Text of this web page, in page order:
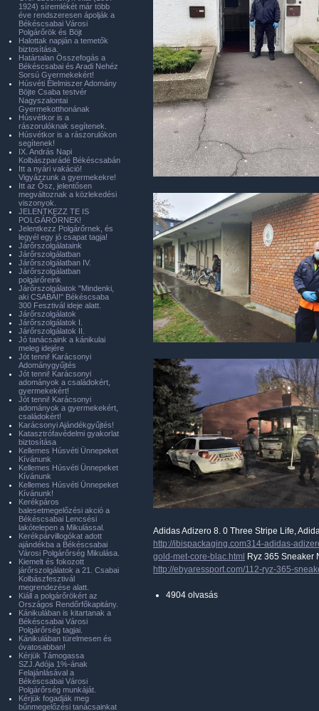
Adidas Adizero 8. 0 Three Stripe Life,
http://ibispackaging.com314-adidas-
gold-met-core-blac.html Ryz 365 Sneaker
http://ebyaressport.com/112-ryz-365-
4904 olvasás
1924) síremlékét már több
éve rendszeresen ápolják a
Békéscsabai Városi
Polgárőrök és Böjt
Halottak napján a temetők
biztosítása.
Határtalan Összefogás a
Békéscsabai és Aradi Nehéz
Sorsú Gyermekekért!
Húsvéti Élelmiszer Adomány
Böjte Csaba testvér
Nagyszalontai
Gyermekotthonának
Húsvétkor is a
rászorulóknak segítenek.
Húsvétkor is a rászorulókon
segítenek!
IX. András Napi
Kolbászparádé Békéscsabán
Itt a nyári vakáció!
Vigyázzunk a gyermekekre!
Itt az Ősz, jelentősen
megváltoznak a közlekedési
viszonyok.
JELENTKEZZ TE IS
POLGÁRŐRNEK!
Jelentkezz Polgárőrnek, és
legyél egy jó csapat tagja!
Járőrszolgálataink
Járőrszolgálatban
Járőrszolgálatban IV.
Járőrszolgálatban
polgárőreink
Járőrszolgálatok "Mindenki,
aki CSABAI!" Békéscsaba
300 Fesztivál ideje alatt.
Járőrszolgálatok
Járőrszolgálatok I.
Járőrszolgálatok II.
Jó tanácsaink a kánikulai
meleg idejére
Jót tenni! Karácsonyi
Adománygyűjtés
Jót tenni! Karácsonyi
adományok a családokért,
gyermekekért!
Jót tenni! Karácsonyi
adományok a gyermekekért,
családokért!
Karácsonyi Ajándékgyűjtés!
Katasztrófavédelmi gyakorlat
biztosítása
Kellemes Húsvéti Ünnepeket
Kívánunk
Kellemes Húsvéti Ünnepeket
Kívánunk
Kellemes Húsvéti Ünnepeket
Kívánunk!
Kerékpáros
balesetmegelőzési akció a
Békéscsabai Lencsési
lakótelepen a Mikulással.
Kerékpárvillogókat adott
ajándékba a Békéscsabai
Városi Polgárőrség Mikulása.
Kiemelt és fokozott
járőrszolgálatok a 21. Csabai
Kolbászfesztivál
megrendezése alatt.
Kiáll a polgárőrökért az
Országos Rendőrfőkapitány.
Kánikulában is kitartanak a
Békéscsabai Városi
Polgárőrség tagjai.
Kánikulában türelmesen és
óvatosabban!
Kérjük Támogassa
SZJ.Adója 1%-ának
Felajánlásával a
Békéscsabai Városi
Polgárőrség munkáját.
Kérjük fogadják meg
bűnmegelőzési tanácsainkat